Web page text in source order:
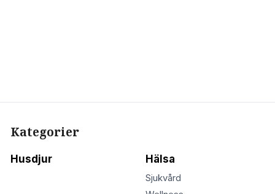
Kategorier
Husdjur Hälsa
Sjukvård